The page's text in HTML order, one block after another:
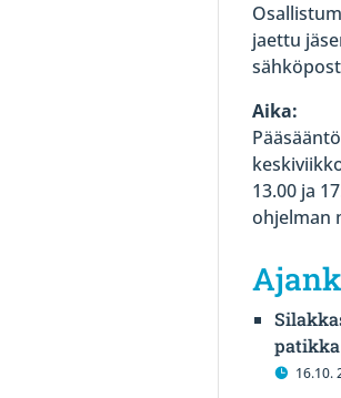
jaettu
Aika:
13.00 ja
ohjelman
patikka
16.10.